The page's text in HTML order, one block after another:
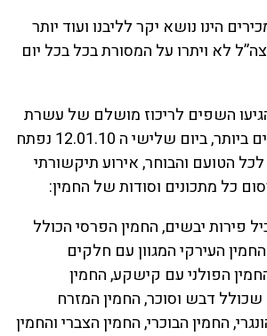
הינו נושא יקר לליבנו ועוד יותר
לא ויתרו על המסורת בכל בכל יום
השפים לריכוז מושלם של עשרת
המתכונים המוצלחים ביותר, ביום שלישי ה 12.01.10 נפתח
לכל הטועם והבוחר, אירוע תיקשורתי
כל מתכונים וסודות של החמין:
פירות יבשים, החמין הפרסי הכולל
העירקי המגוון עם חלקים
החמין הפולני עם קישקע, החמין
דבש וסוכר, החמין המזרח
החמין הבוכרי, החמין הצברי והחמין